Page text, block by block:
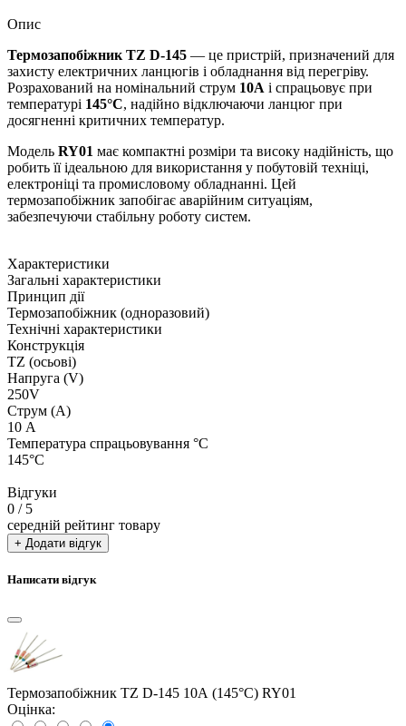
Опис
Термозапобіжник TZ D-145 — це пристрій, призначений для
захисту електричних ланцюгів і обладнання від перегріву.
Розрахований на номінальний струм 10А і спрацьовує при
температурі 145°C, надійно відключаючи ланцюг при
досягненні критичних температур.
Модель RY01 має компактні розміри та високу надійність, що
робить її ідеальною для використання у побутовій техніці,
електроніці та промисловому обладнанні. Цей
термозапобіжник запобігає аварійним ситуаціям,
забезпечуючи стабільну роботу систем.
Характеристики
Загальні характеристики
Принцип дії
Термозапобіжник (одноразовий)
Технічні характеристики
Конструкція
TZ (осьові)
Напруга (V)
250V
Струм (А)
10 А
Температура спрацьовування °C
145°C
Відгуки
0 / 5
середній рейтинг товару
+ Додати відгук
Написати відгук
Термозапобіжник TZ D-145 10А (145°C) RY01
Оцінка: